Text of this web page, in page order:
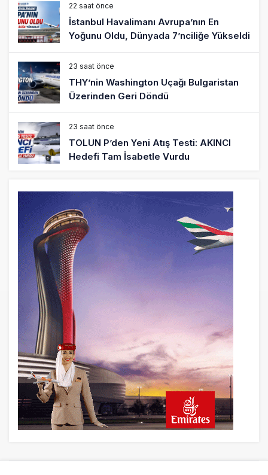
22 saat önce
İstanbul Havalimanı Avrupa’nın En
Yoğunu Oldu, Dünyada 7’nciliğe Yükseldi
23 saat önce
THY’nin Washington Uçağı Bulgaristan
Üzerinden Geri Döndü
23 saat önce
TOLUN P’den Yeni Atış Testi: AKINCI
Hedefi Tam İsabetle Vurdu
Türkiye’nin Milli Motor Projelerinde Yeni
Dönem: TEI TEKNOLOJİ Kuruldu